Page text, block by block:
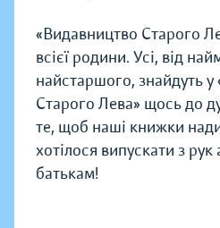
«Видавництво Старого
всієї родини. Усі, від
найстаршого, знайдуть у
Старого Лева» щось до
те, щоб наші книжки
хотілося випускати з рук
батькам!